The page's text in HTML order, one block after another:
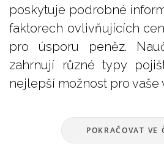
poskytuje podrobné
faktorech ovlivňujících
pro úsporu peněz.
zahrnují různé typy
nejlepší možnost pro vaše
POKRAČOVAT VE